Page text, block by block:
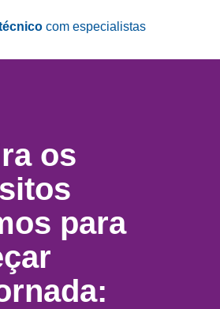
com especialistas
os
para